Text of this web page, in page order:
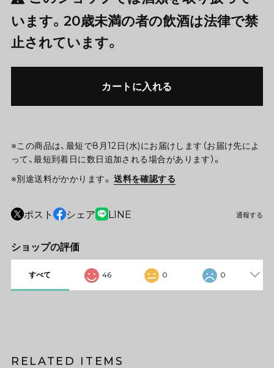
います。20歳未満の者の飲酒は法律で禁
止されています。
カートに入れる
※この商品は、最短で8月12日(水)にお届けします（お届け先によ
って、最短到着日に数日追加される場合があります）。
※別途送料がかかります。 送料を確認する
ポスト シェア LINE 通報する
ショップの評価
すべて 46 0 0
RELATED ITEMS